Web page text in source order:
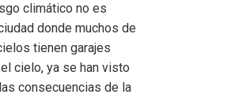
climático no es
donde muchos de
tienen garajes
cielo, ya se han visto
consecuencias de la